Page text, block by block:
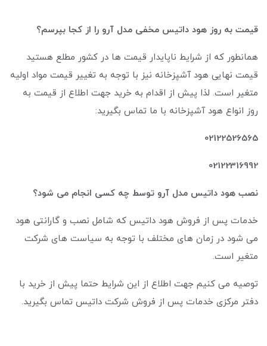
قیمت به روز هود داتیس مخفی مدل آرو را از کجا بپرسم؟
همانطور که از شرایط ناپایدار قیمت ها در کشور مطلع هستید
قیمت نهایی هود آشپزخانه نیز با توجه به تغییر قیمت مواد اولیه
متغیر است. لذا پیش از اقدام به خرید جهت اطلاع از قیمت به
روز انواع هود آشپزخانه با ما تماس بگیرید:
02122526565
02122316992
نصب هود داتیس مدل آرو توسط چه کسی انجام می شود؟
خدمات پس از فروش هود داتیس که شامل نصب و گارانتی هود
می شود در زمان های مختلف با توجه به سیاست های شرکت
متغیر است.
توصیه می کنیم جهت اطلاع از این شرایط حتما پیش از خرید با
دفتر مرکزی خدمات پس از فروش شرکت داتیس تماس بگیرید.